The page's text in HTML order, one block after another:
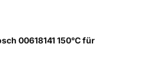
00618141 150°C für